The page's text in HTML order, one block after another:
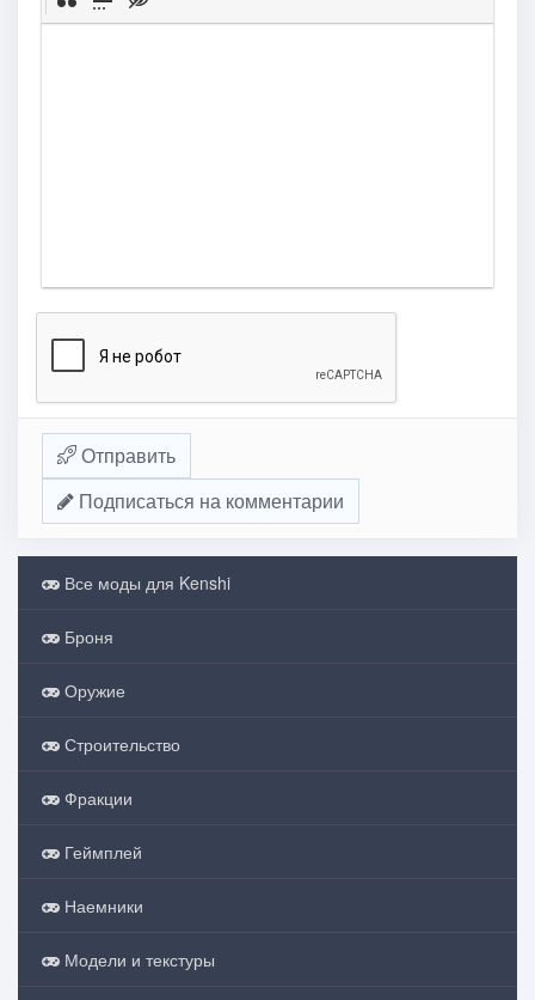
Отправить
Подписаться на комментарии
Все моды для Kenshi
Броня
Оружие
Строительство
Фракции
Геймплей
Наемники
Модели и текстуры